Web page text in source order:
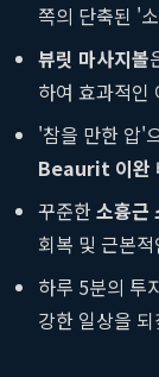
쪽의 단축된 '
뷰릿 마사지볼
하여 효과적인
'참을 만한 압'
Beaurit 이완
꾸준한소흉근
회복 및 근본
하루 5분의 투
강한 일상을